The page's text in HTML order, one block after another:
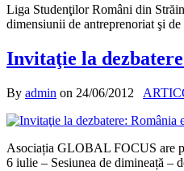
Liga Studenţilor Români din
dimensiunii de antreprenoriat şi
Invitaţie la
By admin on 24/06/2012
Asociația GLOBAL FOCUS are
6 iulie – Sesiunea de dimineață –